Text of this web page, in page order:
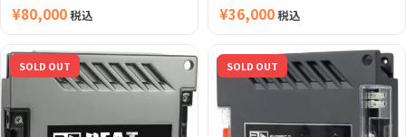
¥80,000税込 ¥36,000税込
SOLD OUT SOLD OUT